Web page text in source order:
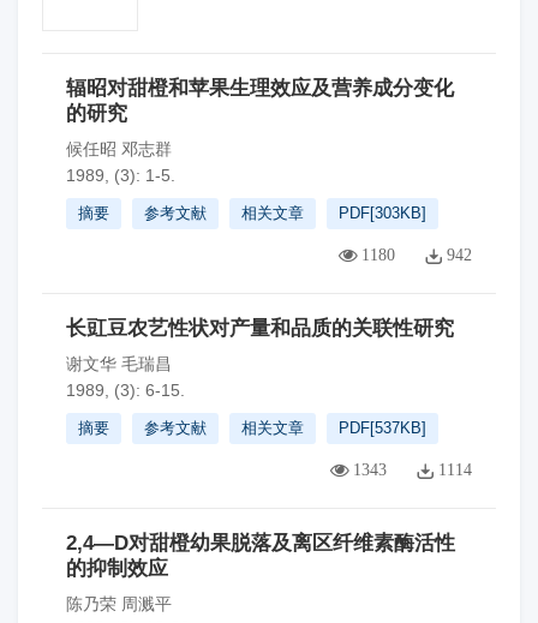
辐昭对甜橙和苹果生理效应及营养成分变化
的研究
候任昭 邓志群
1989, (3): 1-5.
摘要 参考文献 相关文章 PDF[303KB]
1180 942
长豇豆农艺性状对产量和品质的关联性研究
谢文华 毛瑞昌
1989, (3): 6-15.
摘要 参考文献 相关文章 PDF[537KB]
1343 1114
2,4—D对甜橙幼果脱落及离区纤维素酶活性
的抑制效应
陈乃荣 周溅平